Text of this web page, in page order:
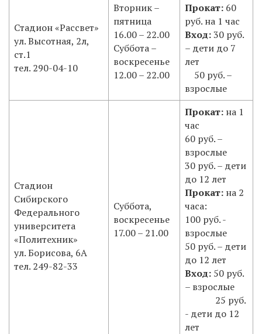
Стадион «Рассвет»
ул. Высотная, 2л,
ст.1
тел. 290-04-10
Вторник –
пятница
16.00 – 22.00
Суббота –
воскресенье
12.00 – 22.00
Прокат: 60
руб. на 1 час
Вход:30 руб.
– дети до 7
лет
50 руб. –
взрослые
Стадион
Сибирского
Федерального
университета
«Политехник»
ул. Борисова, 6А
тел. 249-82-33
Суббота,
воскресенье
17.00 – 21.00
Прокат: на 1
час
60 руб. –
взрослые
30 руб. – дети
до 12 лет
Прокат: на 2
часа:
100 руб. -
взрослые
50 руб. – дети
до 12 лет
Вход: 50 руб.
– взрослые
25 руб.
- дети до 12
лет